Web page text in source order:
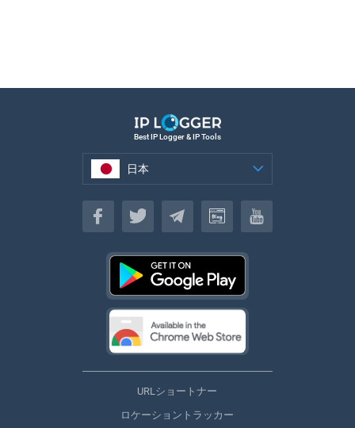
Best IP Logger & IP Tools
日本
日本
URLショートナー
ロケーショントラッカー